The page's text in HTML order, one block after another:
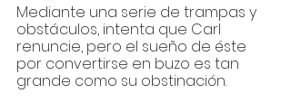
Mediante una serie de trampas y
obstáculos, intenta que Carl
renuncie, pero el sueño de éste
por convertirse en buzo es tan
grande como su obstinación.